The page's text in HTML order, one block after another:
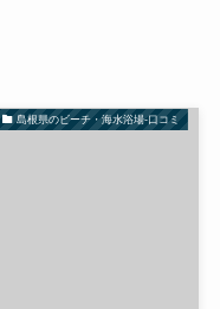
島根県のビーチ・海水浴場-口コミ